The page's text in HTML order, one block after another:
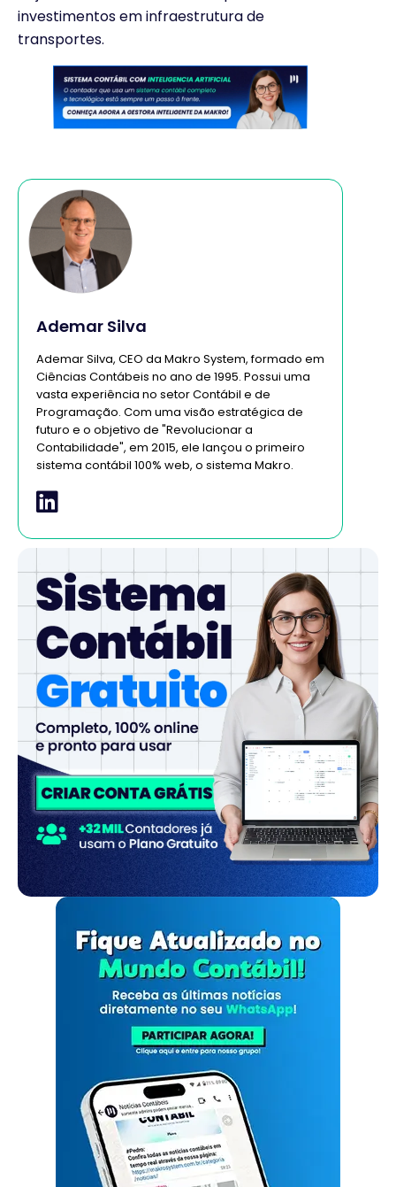
investimentos em infraestrutura de
transportes.
Ademar Silva
Ademar Silva, CEO da Makro System, formado em
Ciências Contábeis no ano de 1995. Possui uma
vasta experiência no setor Contábil e de
Programação. Com uma visão estratégica de
futuro e o objetivo de "Revolucionar a
Contabilidade", em 2015, ele lançou o primeiro
sistema contábil 100% web, o sistema Makro.